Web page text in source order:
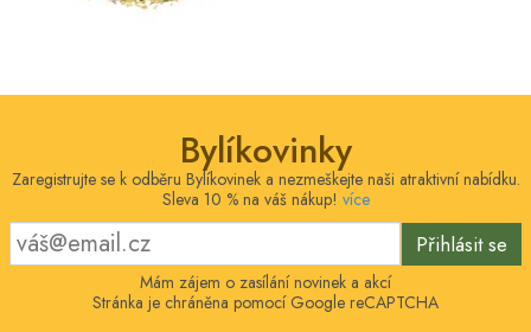
Bylíkovinky
Zaregistrujte se k odběru Bylíkovinek a nezmeškejte naši atraktivní nabídku.
Sleva 10 % na váš nákup! více
Přihlásit se
Mám zájem o zasílání novinek a akcí
Stránka je chráněna pomocí Google reCAPTCHA